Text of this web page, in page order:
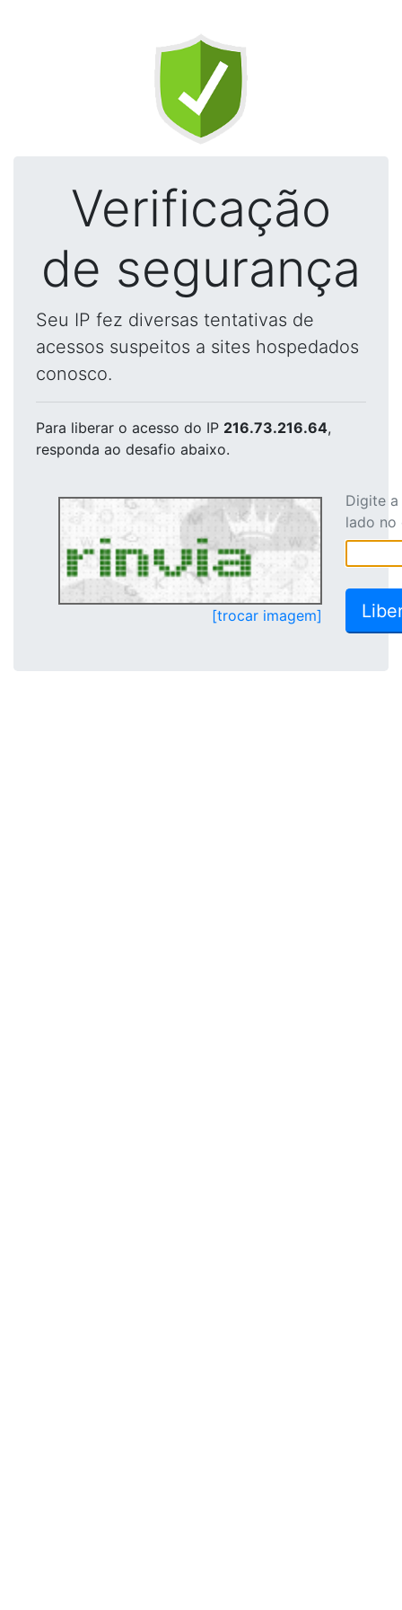
Verificação
de segurança
Seu IP fez diversas tentativas de
acessos suspeitos a sites hospedados
conosco.
Para liberar o acesso do IP 216.73.216.64,
responda ao desafio abaixo.
[trocar imagem]
Digite
lado no